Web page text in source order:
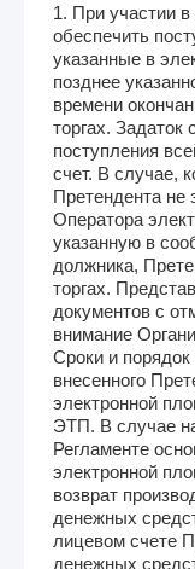
1. При участии в
обеспечить
указанные в
позднее
времени
торгах. Задаток
поступления
счет. В случае,
Претендента не
Оператора
указанную в
должника,
торгах.
документов с
внимание
Сроки и
внесенного
электронной
ЭТП. В случае
Регламенте
электронной
возврат
денежных
лицевом счете
денежных